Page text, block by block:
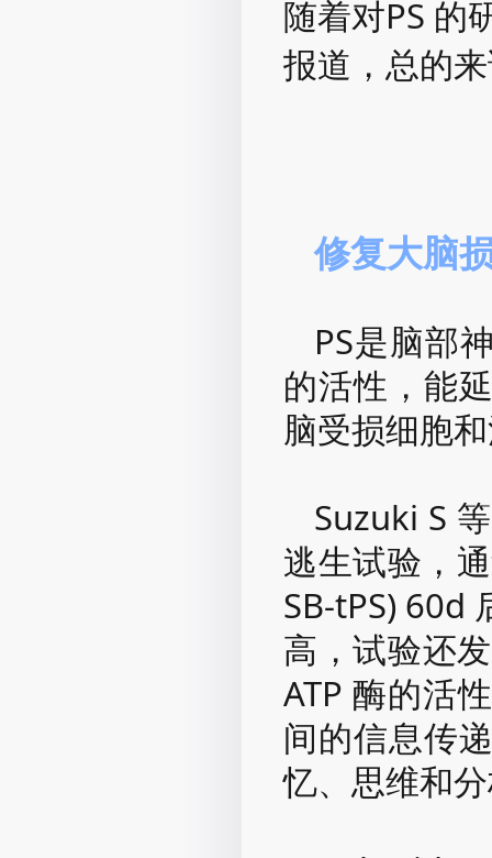
随着对PS 的
报道，总的
修复大脑
PS是脑部
的活性，能
脑受损细胞
Suzuki S
逃生试验，
SB-tPS) 60d
高，试验还
ATP 酶的活
间的信息传
忆、思维和